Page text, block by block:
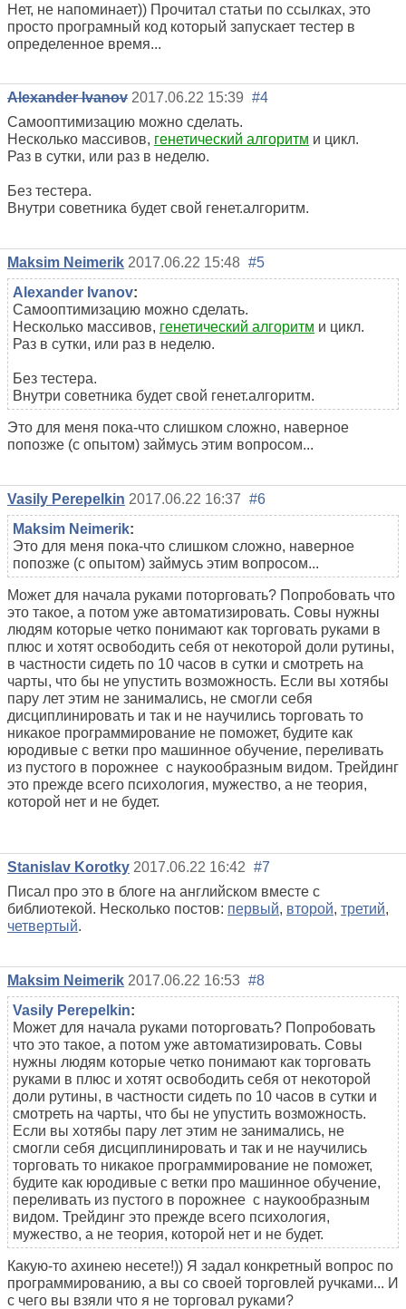
Нет, не напоминает)) Прочитал статьи по ссылках, это
просто програмный код который запускает тестер в
определенное время...
Alexander Ivanov 2017.06.22 15:39 #4
Самооптимизацию можно сделать.
Несколько массивов, генетический алгоритм и цикл.
Раз в сутки, или раз в неделю.
Без тестера.
Внутри советника будет свой генет.алгоритм.
Maksim Neimerik 2017.06.22 15:48 #5
Alexander Ivanov:
Самооптимизацию можно сделать.
Несколько массивов, генетический алгоритм и цикл.
Раз в сутки, или раз в неделю.
Без тестера.
Внутри советника будет свой генет.алгоритм.
Это для меня пока-что слишком сложно, наверное
попозже (с опытом) займусь этим вопросом...
Vasily Perepelkin 2017.06.22 16:37 #6
Maksim Neimerik:
Это для меня пока-что слишком сложно, наверное
попозже (с опытом) займусь этим вопросом...
Может для начала руками поторговать? Попробовать что
это такое, а потом уже автоматизировать. Совы нужны
людям которые четко понимают как торговать руками в
плюс и хотят освободить себя от некоторой доли рутины,
в частности сидеть по 10 часов в сутки и смотреть на
чарты, что бы не упустить возможность. Если вы хотябы
пару лет этим не занимались, не смогли себя
дисциплинировать и так и не научились торговать то
никакое программирование не поможет, будите как
юродивые с ветки про машинное обучение, переливать
из пустого в порожнее с наукообразным видом. Трейдинг
это прежде всего психология, мужество, а не теория,
которой нет и не будет.
Stanislav Korotky 2017.06.22 16:42 #7
Писал про это в блоге на английском вместе с
библиотекой. Несколько постов: первый, второй, третий,
четвертый.
Maksim Neimerik 2017.06.22 16:53 #8
Vasily Perepelkin:
Может для начала руками поторговать? Попробовать
что это такое, а потом уже автоматизировать. Совы
нужны людям которые четко понимают как торговать
руками в плюс и хотят освободить себя от некоторой
доли рутины, в частности сидеть по 10 часов в сутки и
смотреть на чарты, что бы не упустить возможность.
Если вы хотябы пару лет этим не занимались, не
смогли себя дисциплинировать и так и не научились
торговать то никакое программирование не поможет,
будите как юродивые с ветки про машинное обучение,
переливать из пустого в порожнее с наукообразным
видом. Трейдинг это прежде всего психология,
мужество, а не теория, которой нет и не будет.
Какую-то ахинею несете!)) Я задал конкретный вопрос по
программированию, а вы со своей торговлей ручками... И
с чего вы взяли что я не торговал руками?